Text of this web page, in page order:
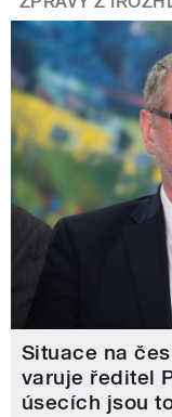
Situace na
varuje ředitel
úsecích jsou